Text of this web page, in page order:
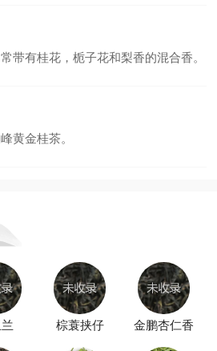
有桂花，栀子花和梨香的混合香。
金桂茶。
棕蓑挟仔 金鹏杏仁香